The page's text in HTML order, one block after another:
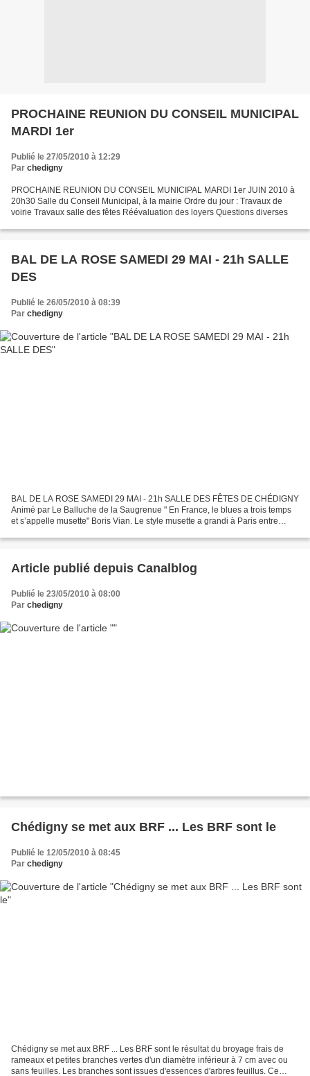
PROCHAINE REUNION DU CONSEIL MUNICIPAL
MARDI 1er
Publié le 27/05/2010 à 12:29
Par chedigny
PROCHAINE REUNION DU CONSEIL MUNICIPAL MARDI 1er JUIN 2010 à
20h30 Salle du Conseil Municipal, à la mairie Ordre du jour : Travaux de
voirie Travaux salle des fêtes Réévaluation des loyers Questions diverses
BAL DE LA ROSE SAMEDI 29 MAI - 21h SALLE
DES
Publié le 26/05/2010 à 08:39
Par chedigny
BAL DE LA ROSE SAMEDI 29 MAI - 21h SALLE DES FÊTES DE CHÉDIGNY
Animé par Le Balluche de la Saugrenue " En France, le blues a trois temps
et s’appelle musette" Boris Vian. Le style musette a grandi à Paris entre
Article publié depuis Canalblog
Publié le 23/05/2010 à 08:00
Par chedigny
Chédigny se met aux BRF ... Les BRF sont le
Publié le 12/05/2010 à 08:45
Par chedigny
Chédigny se met aux BRF ... Les BRF sont le résultat du broyage frais de
rameaux et petites branches vertes d'un diamètre inférieur à 7 cm avec ou
sans feuilles. Les branches sont issues d'essences d'arbres feuillus. Ce